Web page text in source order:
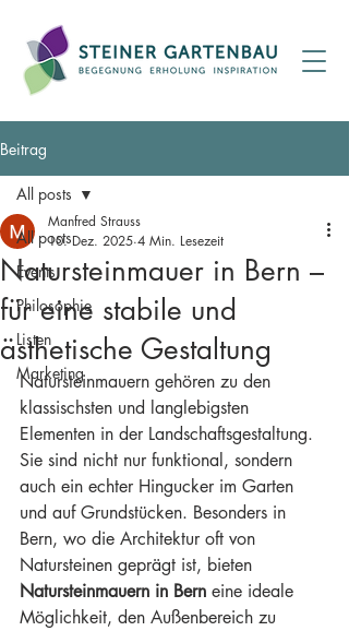
Beitrag
All posts
Events
Philosophie
Listen
Marketing
All posts
Natursteinmauer in Bern –
für eine stabile und
ästhetische Gestaltung
Manfred Strauss
10. Dez. 2025 4 Min. Lesezeit
Natursteinmauern gehören zu den
klassischsten und langlebigsten
Elementen in der Landschaftsgestaltung.
Sie sind nicht nur funktional, sondern
auch ein echter Hingucker im Garten
und auf Grundstücken. Besonders in
Bern, wo die Architektur oft von
Natursteinen geprägt ist, bieten
Natursteinmauern in Bern eine ideale
Möglichkeit, den Außenbereich zu